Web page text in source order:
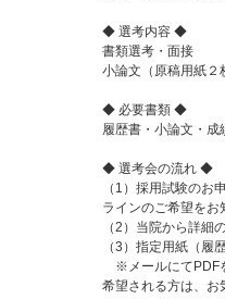
◆ 選考内容 ◆
書類選考・面接
小論文（原稿用紙２
◆ 必要書類 ◆
履歴書・小論文・
◆ 選考会の流れ ◆
（1）採用試験の
ラインのご希望をお
（2）当院から詳細
（3）指定用紙（履
※メールにてPDF
希望される方は、お